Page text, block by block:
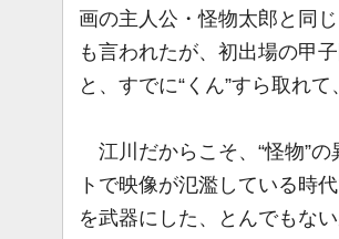
画の主人公・怪物太郎と同
も言われたが、初出場の甲
と、すでに“くん”すら取れて
江川だからこそ、“怪物”
トで映像が氾濫している時
を武器にした、とんでもな